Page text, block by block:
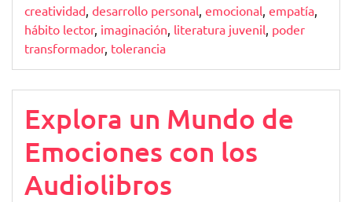
creatividad, desarrollo personal, emocional, empatía,
hábito lector, imaginación, literatura juvenil, poder
transformador, tolerancia
Explora un Mundo de
Emociones con los
Audiolibros